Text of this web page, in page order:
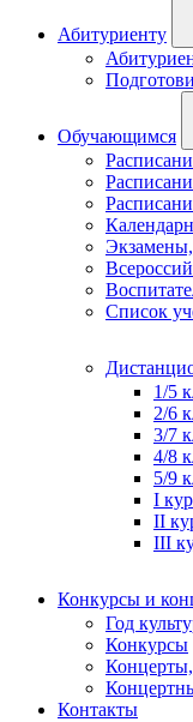
Абитуриенту
Обучающимся
Экзамены,
Список
1/5
2/6
3/7
4/8
5/9
I
II
III
Конкурсы и
Год
Конкурсы
Контакты